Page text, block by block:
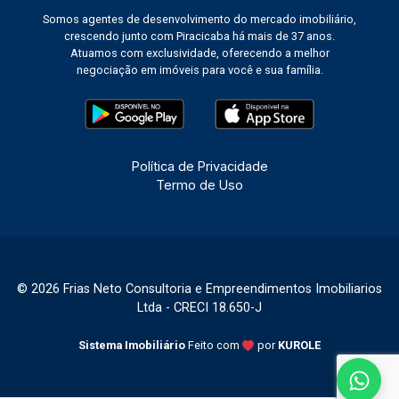
Somos agentes de desenvolvimento do mercado imobiliário,
crescendo junto com Piracicaba há mais de 37 anos.
Atuamos com exclusividade, oferecendo a melhor
negociação em imóveis para você e sua família.
Política de Privacidade
Termo de Uso
© 2026 Frias Neto Consultoria e Empreendimentos Imobiliarios
Ltda - CRECI 18.650-J
Sistema Imobiliário Feito com por KUROLE